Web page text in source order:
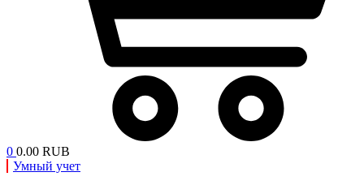
0 0.00 RUB
Умный учет